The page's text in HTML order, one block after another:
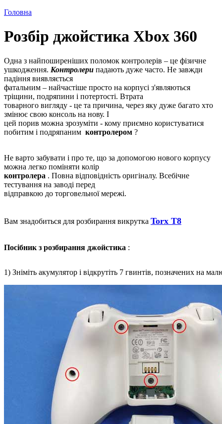
Головна
Розбір джойстика Xbox 360
Одна з найпоширеніших поломок контролерів – це фізичне
ушкодження. Контролери падають дуже часто. Не завжди
падіння виявляється
фатальним – найчастіше просто на корпусі з'являються
тріщини, подряпини і потертості. Втрата
товарного вигляду - це та причина, через яку дуже багато хто
змінює свою консоль на нову. І
цей порив можна зрозуміти - кому приємно користуватися
побитим і подряпаним контролером ?
Не варто забувати і про те, що за допомогою нового корпусу
можна легко поміняти колір
контролера . Повна відповідність оригіналу. Всебічне
тестування на заводі перед
відправкою до торговельної мережі.
Вам знадобиться для розбирання викрутка Torx T8
Посібник з розбирання джойстика :
1) Зніміть акумулятор і відкрутіть 7 гвинтів, позначених на